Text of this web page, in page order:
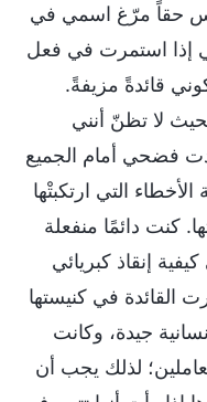
حقاً مرّغ اسمي في
إذا استمرت في فعل
قائدةً مزيفةً.
لا تظنّ أنني
فضحي أمام الجميع
التي ارتكبتْها
كنت دائمًا منفعلة
كيفية إنقاذ كبريائي
القائدة في كنيستها
جيدة، وكانت
لذلك يجب أن